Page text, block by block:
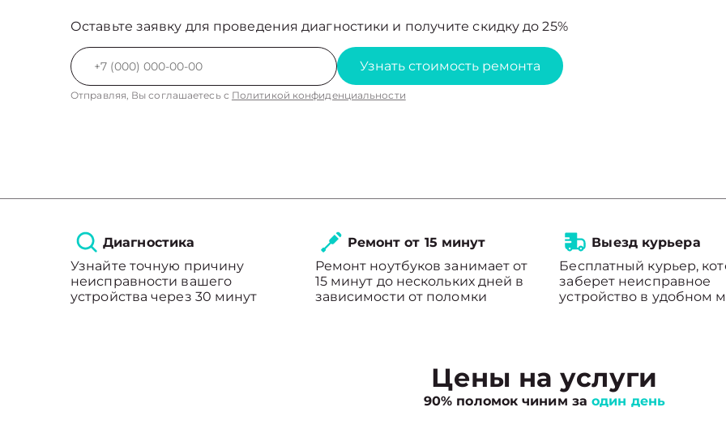
Оставьте заявку для проведения диагностики и получите скидку до 25%
Узнать стоимость ремонта
Отправляя, Вы соглашаетесь с Политикой конфиденциальности
Диагностика
Узнайте точную причину
неисправности вашего
устройства через 30 минут
Ремонт от 15 минут
Ремонт ноутбуков занимает от
15 минут до нескольких дней в
зависимости от поломки
Выезд курьера
Бесплатный курьер,
заберет неисправное
устройство в удобном
Цены на услуги
90% поломок чиним заодин день